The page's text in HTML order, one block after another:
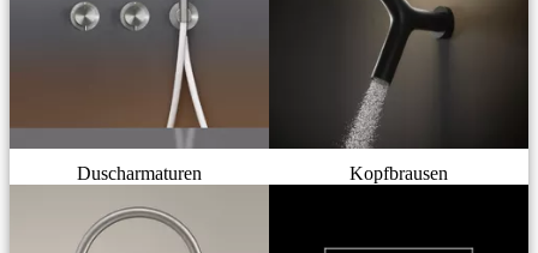
Duscharmaturen Kopfbrausen